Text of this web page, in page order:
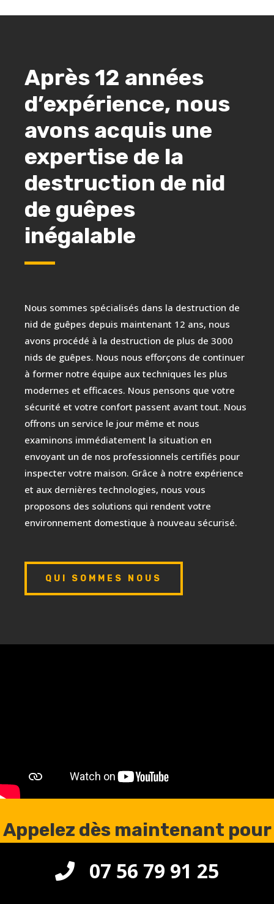
Après 12 années
d’expérience, nous
avons acquis une
expertise de la
destruction de nid
de guêpes
inégalable
Nous sommes spécialisés dans la destruction de
nid de guêpes depuis maintenant 12 ans, nous
avons procédé à la destruction de plus de 3000
nids de guêpes. Nous nous efforçons de continuer
à former notre équipe aux techniques les plus
modernes et efficaces. Nous pensons que votre
sécurité et votre confort passent avant tout. Nous
offrons un service le jour même et nous
examinons immédiatement la situation en
envoyant un de nos professionnels certifiés pour
inspecter votre maison. Grâce à notre expérience
et aux dernières technologies, nous vous
proposons des solutions qui rendent votre
environnement domestique à nouveau sécurisé.
QUI SOMMES NOUS
Appelez dès maintenant pour
une intervention en urgence
à Marolles-en-Beauce 91150
07 56 79 91 25